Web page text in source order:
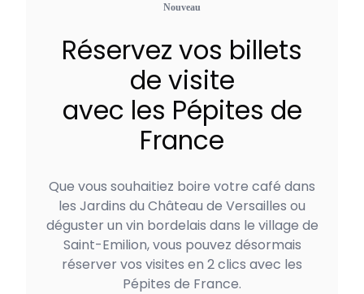
Nouveau
Réservez vos billets
de visite
avec les Pépites de
France
Que vous souhaitiez boire votre café dans
les Jardins du Château de Versailles ou
déguster un vin bordelais dans le village de
Saint-Emilion, vous pouvez désormais
réserver vos visites en 2 clics avec les
Pépites de France.